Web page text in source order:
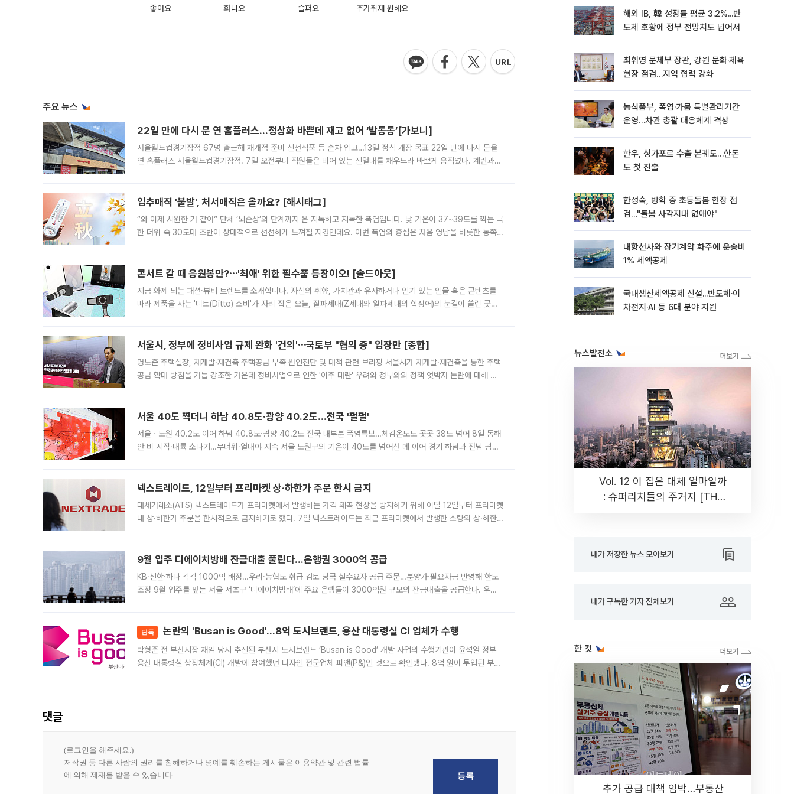
좋아요 화나요 슬퍼요 추가취재 원해요
주요 뉴스
22일 만에 다시 문 연 홈플러스…정상화 바쁜데 재고 없어 ‘발동동’[가보니]
서울월드컵경기장점 67명 출근해 재개점 준비 신선식품 등 순차 입고…13일 정식 개장 목표 22일 만에 다시 문을
연 홈플러스 서울월드컵경기장점. 7일 오전부터 직원들은 비어 있는 진열대를 채우느라 바쁘게 움직였다. 계란과
입추매직 '불발', 처서매직은 올까요? [해시태그]
“와 이제 시원한 거 같아” 단체 ‘뇌손상’의 단계까지 온 지독하고 지독한 폭염입니다. 낮 기온이 37~39도를 찍는 극
한 더위 속 30도대 초반이 상대적으로 선선하게 느껴질 지경인데요. 이번 폭염의 중심은 처음 영남을 비롯한 동쪽
콘서트 갈 때 응원봉만?⋯'최애' 위한 필수품 등장이오! [솔드아웃]
지금 화제 되는 패션·뷰티 트렌드를 소개합니다. 자신의 취향, 가치관과 유사하거나 인기 있는 인물 혹은 콘텐츠를
따라 제품을 사는 '디토(Ditto) 소비'가 자리 잡은 오늘, 잘파세대(Z세대와 알파세대의 합성어)의 눈길이 쏠린 곳은
서울시, 정부에 정비사업 규제 완화 '건의'⋯국토부 "협의 중" 입장만 [종합]
명노준 주택실장, 재개발·재건축 주택공급 부족 원인진단 및 대책 관련 브리핑 서울시가 재개발·재건축을 통한 주택
공급 확대 방침을 거듭 강조한 가운데 정비사업으로 인한 '이주 대란' 우려와 정부와의 정책 엇박자 논란에 대해 정
서울 40도 찍더니 하남 40.8도·광양 40.2도…전국 '펄펄'
서울ㆍ노원 40.2도 이어 하남 40.8도·광양 40.2도 전국 대부분 폭염특보…체감온도도 곳곳 38도 넘어 8일 동해
안 비 시작·내륙 소나기…무더위·열대야 지속 서울 노원구의 기온이 40도를 넘어선 데 이어 경기 하남과 전남 광양
넥스트레이드, 12일부터 프리마켓 상·하한가 주문 한시 금지
대체거래소(ATS) 넥스트레이드가 프리마켓에서 발생하는 가격 왜곡 현상을 방지하기 위해 이달 12일부터 프리마켓
내 상·하한가 주문을 한시적으로 금지하기로 했다. 7일 넥스트레이드는 최근 프리마켓에서 발생한 소량의 상·하한
9월 입주 디에이치방배 잔금대출 풀린다…은행권 3000억 공급
KB·신한·하나 각각 1000억 배정…우리·농협도 취급 검토 당국 실수요자 공급 주문…분양가·필요자금 반영해 한도
조정 9월 입주를 앞둔 서울 서초구 ‘디에이치방배’에 주요 은행들이 3000억원 규모의 잔금대출을 공급한다. 우리
단독 논란의 'Busan is Good'…8억 도시브랜드, 용산 대통령실 CI 업체가 수행
박형준 전 부산시장 재임 당시 추진된 부산시 도시브랜드 ‘Busan is Good’ 개발 사업의 수행기관이 윤석열 정부
용산 대통령실 상징체계(CI) 개발에 참여했던 디자인 전문업체 피앤(P&)인 것으로 확인됐다. 8억 원이 투입된 부산
댓글
해외 IB, 韓 성장률 평균 3.2%...반
도체 호황에 정부 전망치도 넘어서
최휘영 문체부 장관, 강원 문화·체육
현장 점검…지역 협력 강화
농식품부, 폭염·가뭄 특별관리기간
운영…차관 총괄 대응체계 격상
한우, 싱가포르 수출 본궤도…한돈
도 첫 진출
한성숙, 방학 중 초등돌봄 현장 점
검…"돌봄 사각지대 없애야"
내항선사와 장기계약 화주에 운송비
1% 세액공제
국내생산세액공제 신설...반도체·이
차전지·AI 등 6대 분야 지원
뉴스발전소
Vol. 12 이 집은 대체 얼마일까
: 슈퍼리치들의 주거지 [THE
내가 저장한 뉴스 모아보기
내가 구독한 기자 전체보기
한 컷
추가 공급 대책 임박…부동산